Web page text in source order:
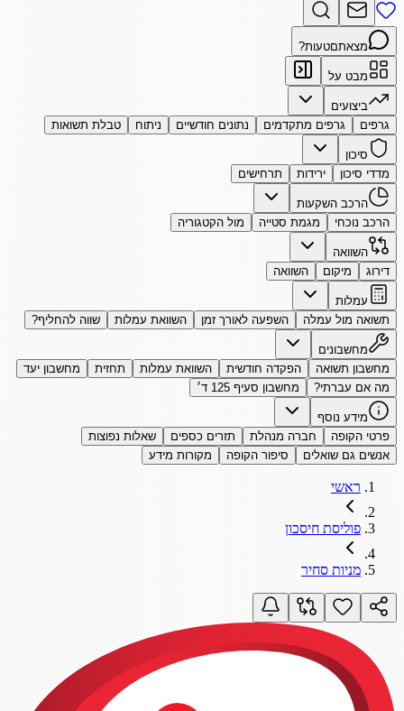
מצאתםטעות?
מבט על
ביצועים
גרפים
גרפים מתקדמים נתונים חודשיים ניתוח טבלת תשואות
סיכון
מדדי סיכון
ירידות תרחישים
הרכב השקעות
הרכב נוכחי
מגמת סטייה מול הקטגוריה
השוואה
דירוג
מיקום השוואה
עמלות
תשואה מול עמלה
השפעה לאורך זמן השוואת עמלות שווה להחליף?
מחשבונים
מחשבון תשואה
הפקדה חודשית השוואת עמלות תחזית
מחשבון יעד
מה אם עברתי?
מחשבון סעיף 125 ד׳
מידע נוסף
פרטי הקופה
חברה מנהלת תזרים כספים
שאלות נפוצות
אנשים גם שואלים
סיפור הקופה מקורות מידע
ראשי
פוליסת חיסכון
מניות סחיר